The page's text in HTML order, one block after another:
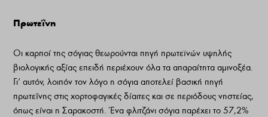
Πρωτεΐνη
Οι καρποί της σόγιας θεωρούνται πηγή πρωτεϊνών υψηλής
βιολογικής αξίας επειδή περιέχουν όλα τα απαραίτητα αμινοξέα.
Γι’ αυτόν, λοιπόν τον λόγο η σόγια αποτελεί βασική πηγή
πρωτεΐνης στις χορτοφαγικές δίαιτες και σε περιόδους νηστείας,
όπως είναι η Σαρακοστή. Ένα φλιτζάνι σόγια παρέχει το 57,2%